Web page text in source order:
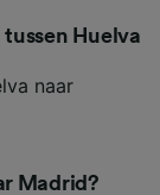
Huelva
naar
Madrid?